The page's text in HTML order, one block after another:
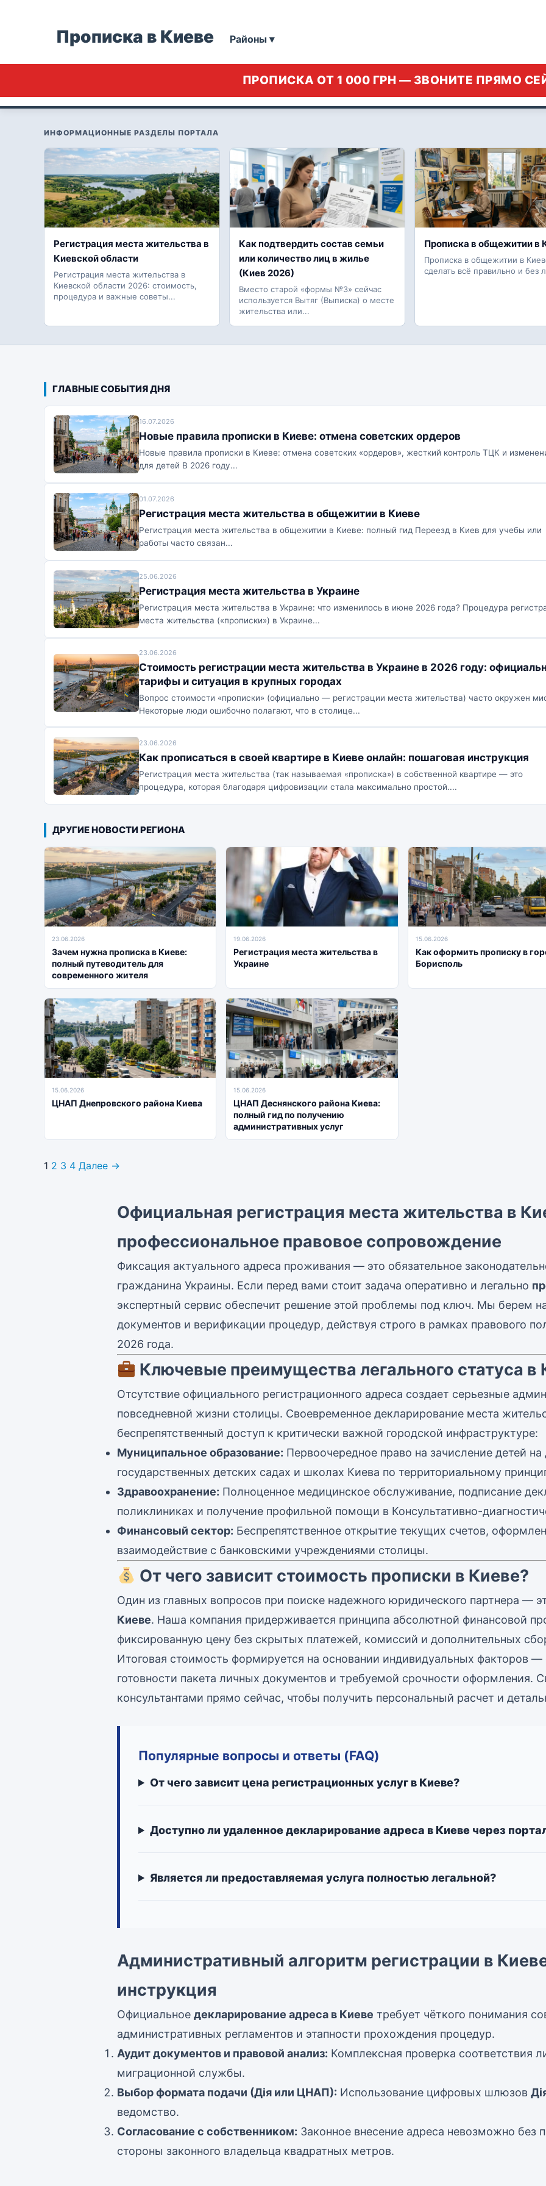
Прописка в Киеве Районы ▾
ПРОПИСКА ОТ 1 000 ГРН — ЗВОНИТЕ ПРЯМО
ИНФОРМАЦИОННЫЕ РАЗДЕЛЫ ПОРТАЛА
Регистрация места жительства в
Киевской области
Регистрация места жительства в
Киевской области 2026: стоимость,
процедура и важные советы...
Как подтвердить состав семьи
или количество лиц в жилье
(Киев 2026)
Вместо старой «формы №3» сейчас
используется Вытяг (Выписка) о месте
жительства или...
Прописка в общежитии в
Прописка в общежитии в
сделать всё правильно и без
ГЛАВНЫЕ СОБЫТИЯ ДНЯ
16.07.2026
Новые правила прописки в Киеве: отмена советских ордеров
Новые правила прописки в Киеве: отмена советских «ордеров», жесткий контроль ТЦК и
для детей В 2026 году...
01.07.2026
Регистрация места жительства в общежитии в Киеве
Регистрация места жительства в общежитии в Киеве: полный гид Переезд в Киев для учебы или
работы часто связан...
25.06.2026
Регистрация места жительства в Украине
Регистрация места жительства в Украине: что изменилось в июне 2026 года? Процедура
места жительства («прописки») в Украине...
23.06.2026
Стоимость регистрации места жительства в Украине в 2026 году:
тарифы и ситуация в крупных городах
Вопрос стоимости «прописки» (официально — регистрации места жительства) часто окружен
Некоторые люди ошибочно полагают, что в столице...
23.06.2026
Как прописаться в своей квартире в Киеве онлайн: пошаговая инструкция
Регистрация места жительства (так называемая «прописка») в собственной квартире — это
процедура, которая благодаря цифровизации стала максимально простой....
ДРУГИЕ НОВОСТИ РЕГИОНА
23.06.2026
Зачем нужна прописка в Киеве:
полный путеводитель для
современного жителя
19.06.2026
Регистрация места жительства в
Украине
15.06.2026
Как оформить прописку в
Борисполь
15.06.2026
ЦНАП Днепровского района Киева
15.06.2026
ЦНАП Деснянского района Киева:
полный гид по получению
административных услуг
1 2 3 4 Далее →
Официальная регистрация места жительства в
профессиональное правовое сопровождение
Фиксация актуального адреса проживания — это обязательное
гражданина Украины. Если перед вами стоит задача оперативно и легально
экспертный сервис обеспечит решение этой проблемы под ключ. Мы берем
документов и верификации процедур, действуя строго в рамках правового
2026 года.
Ключевые преимущества легального статуса в
Отсутствие официального регистрационного адреса создает серьезные
повседневной жизни столицы. Своевременное декларирование места
беспрепятственный доступ к критически важной городской инфраструктуре:
Муниципальное образование: Первоочередное право на зачисление детей
государственных детских садах и школах Киева по территориальному
Здравоохранение: Полноценное медицинское обслуживание, подписание
поликлиниках и получение профильной помощи в Консультативно-
Финансовый сектор: Беспрепятственное открытие текущих счетов,
взаимодействие с банковскими учреждениями столицы.
От чего зависит стоимость прописки в Киеве?
Один из главных вопросов при поиске надежного юридического партнера —
Киеве. Наша компания придерживается принципа абсолютной финансовой
фиксированную цену без скрытых платежей, комиссий и дополнительных
Итоговая стоимость формируется на основании индивидуальных факторов
готовности пакета личных документов и требуемой срочности оформления.
консультантами прямо сейчас, чтобы получить персональный расчет и
Популярные вопросы и ответы (FAQ)
От чего зависит цена регистрационных услуг в Киеве?
Доступно ли удаленное декларирование адреса в Киеве через
Является ли предоставляемая услуга полностью легальной?
Административный алгоритм регистрации в
инструкция
Официальное декларирование адреса в Киеве требует чёткого понимания
административных регламентов и этапности прохождения процедур.
Аудит документов и правовой анализ: Комплексная проверка соответствия
миграционной службы.
Выбор формата подачи (Дія или ЦНАП): Использование цифровых шлюзов
ведомство.
Согласование с собственником: Законное внесение адреса невозможно без
стороны законного владельца квадратных метров.